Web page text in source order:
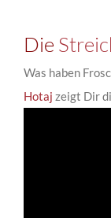
Die
Was haben
Hotaj zeigt Dir